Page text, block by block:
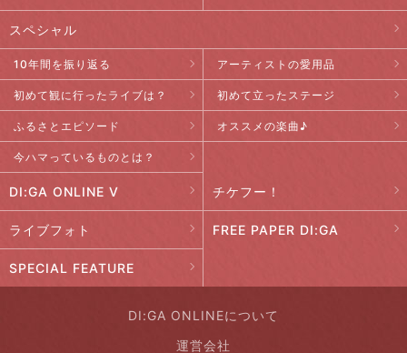
スペシャル
10年間を振り返る アーティストの愛用品
初めて観に行ったライブは？ 初めて立ったステージ
ふるさとエピソード オススメの楽曲♪
今ハマっているものとは？
DI:GA ONLINE V チケフー！
ライブフォト FREE PAPER DI:GA
SPECIAL FEATURE
DI:GA ONLINEについて
運営会社